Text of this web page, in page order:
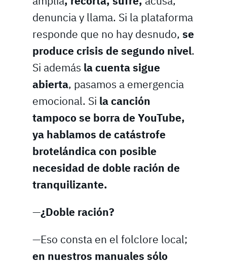
denuncia y llama. Si la plataforma
responde que no hay desnudo, se
produce crisis de segundo nivel.
Si además la cuenta sigue
abierta, pasamos a emergencia
emocional. Si la canción
tampoco se borra de YouTube,
ya hablamos de catástrofe
brotelándica con posible
necesidad de doble ración de
tranquilizante.
—¿Doble ración?
—Eso consta en el folclore local;
en nuestros manuales sólo